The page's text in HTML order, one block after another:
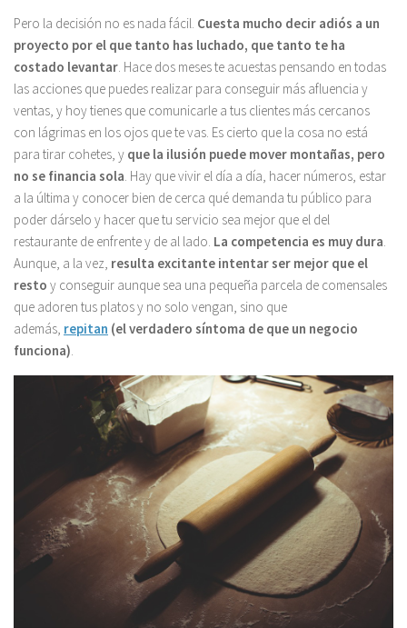
Pero la decisión no es nada fácil. Cuesta mucho decir adiós a un
proyecto por el que tanto has luchado, que tanto te ha
costado levantar. Hace dos meses te acuestas pensando en todas
las acciones que puedes realizar para conseguir más afluencia y
ventas, y hoy tienes que comunicarle a tus clientes más cercanos
con lágrimas en los ojos que te vas. Es cierto que la cosa no está
para tirar cohetes, y que la ilusión puede mover montañas, pero
no se financia sola. Hay que vivir el día a día, hacer números, estar
a la última y conocer bien de cerca qué demanda tu público para
poder dárselo y hacer que tu servicio sea mejor que el del
restaurante de enfrente y de al lado. La competencia es muy dura.
Aunque, a la vez, resulta excitante intentar ser mejor que el
resto y conseguir aunque sea una pequeña parcela de comensales
que adoren tus platos y no solo vengan, sino que
además, repitan (el verdadero síntoma de que un negocio
funciona).